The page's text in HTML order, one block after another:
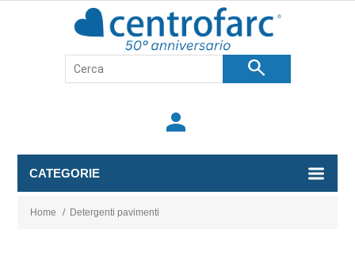
search
person
CATEGORIE
Home / Detergenti pavimenti